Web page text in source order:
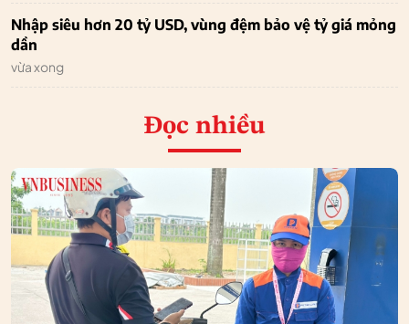
Nhập siêu hơn 20 tỷ USD, vùng đệm bảo vệ tỷ giá mỏng
dần
vừa xong
Đọc nhiều